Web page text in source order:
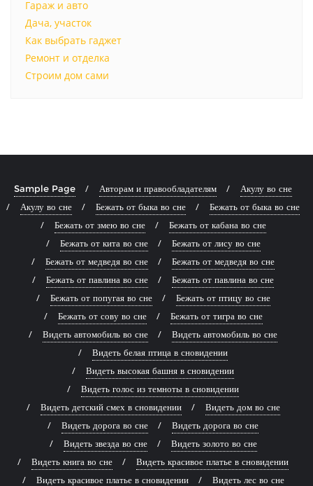
Гараж и авто
Дача, участок
Как выбрать гаджет
Ремонт и отделка
Строим дом сами
Sample Page Авторам и правообладателям
Акулу во сне
Акулу во сне
Бежать от быка во сне
Бежать от быка во сне
Бежать от змею во сне
Бежать от кабана во сне
Бежать от кита во сне
Бежать от лису во сне
Бежать от медведя во сне
Бежать от медведя во сне
Бежать от павлина во сне
Бежать от павлина во сне
Бежать от попугая во сне
Бежать от птицу во сне
Бежать от сову во сне
Бежать от тигра во сне
Видеть автомобиль во сне
Видеть автомобиль во сне
Видеть белая птица в сновидении
Видеть высокая башня в сновидении
Видеть голос из темноты в сновидении
Видеть детский смех в сновидении
Видеть дом во сне
Видеть дорога во сне
Видеть дорога во сне
Видеть звезда во сне
Видеть золото во сне
Видеть книга во сне
Видеть красивое платье в сновидении
Видеть красивое платье в сновидении
Видеть лес во сне